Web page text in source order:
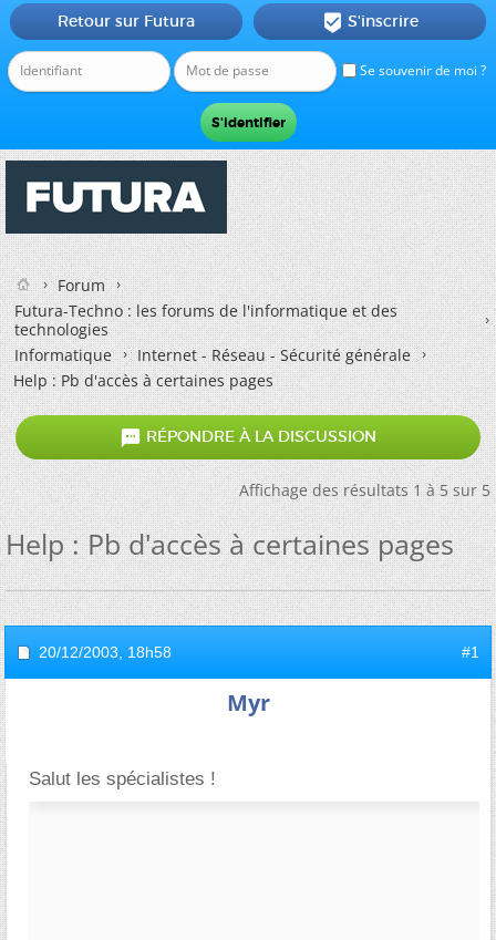
Se souvenir de moi ?
Retour sur Futura  S'inscrire
Forum
Futura-Techno : les forums de l'informatique et des
technologies
Informatique
Internet - Réseau - Sécurité générale
Help : Pb d'accès à certaines pages
 RÉPONDRE À LA DISCUSSION
Affichage des résultats 1 à 5 sur 5
Help : Pb d'accès à certaines pages
20/12/2003, 18h58 #1
Myr
Salut les spécialistes !